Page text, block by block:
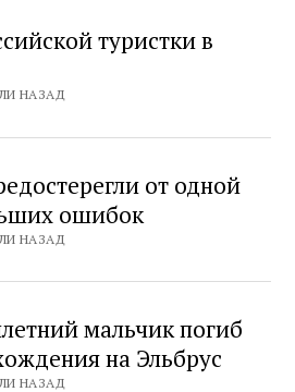
туристки в
НАЗАД
от одной
ошибок
НАЗАД
мальчик погиб
на Эльбрус
НАЗАД